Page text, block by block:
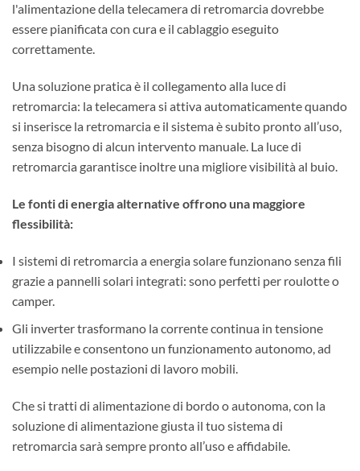
l'alimentazione della telecamera di retromarcia dovrebbe
essere pianificata con cura e il cablaggio eseguito
correttamente.
Una soluzione pratica è il collegamento alla luce di
retromarcia: la telecamera si attiva automaticamente quando
si inserisce la retromarcia e il sistema è subito pronto all’uso,
senza bisogno di alcun intervento manuale. La luce di
retromarcia garantisce inoltre una migliore visibilità al buio.
Le fonti di energia alternative offrono una maggiore
flessibilità:
I sistemi di retromarcia a energia solare funzionano senza fili
grazie a pannelli solari integrati: sono perfetti per roulotte o
camper.
Gli inverter trasformano la corrente continua in tensione
utilizzabile e consentono un funzionamento autonomo, ad
esempio nelle postazioni di lavoro mobili.
Che si tratti di alimentazione di bordo o autonoma, con la
soluzione di alimentazione giusta il tuo sistema di
retromarcia sarà sempre pronto all’uso e affidabile.